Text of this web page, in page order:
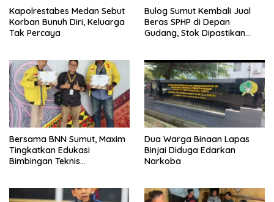
Kapolrestabes Medan Sebut
Korban Bunuh Diri, Keluarga
Tak Percaya
Bulog Sumut Kembali Jual
Beras SPHP di Depan
Gudang, Stok Dipastikan
Bersama BNN Sumut, Maxim
Tingkatkan Edukasi
Bimbingan Teknis
Dua Warga Binaan Lapas
Binjai Diduga Edarkan
Narkoba